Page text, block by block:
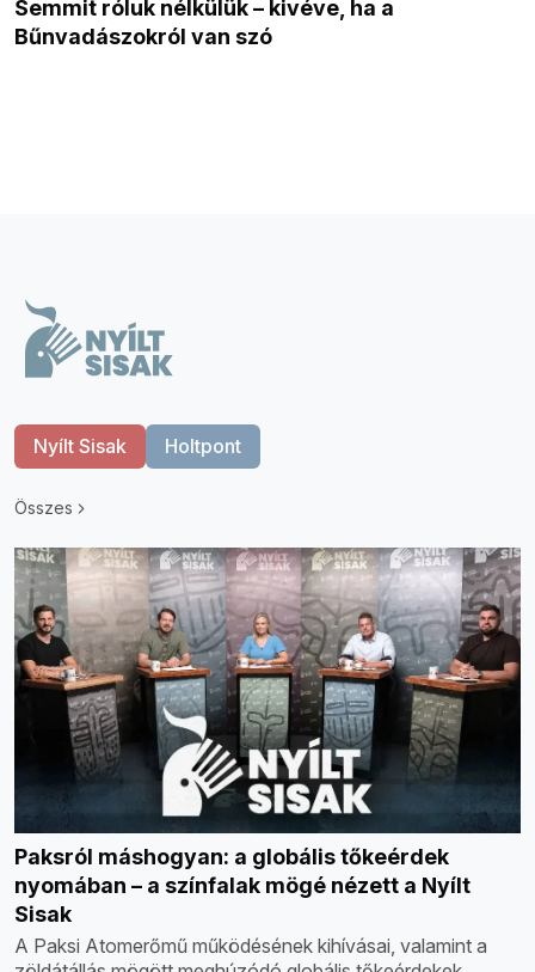
Semmit róluk nélkülük – kivéve, ha a
Bűnvadászokról van szó
Nyílt Sisak Holtpont
Összes
Paksról máshogyan: a globális tőkeérdek
nyomában – a színfalak mögé nézett a Nyílt
Sisak
A Paksi Atomerőmű működésének kihívásai, valamint a